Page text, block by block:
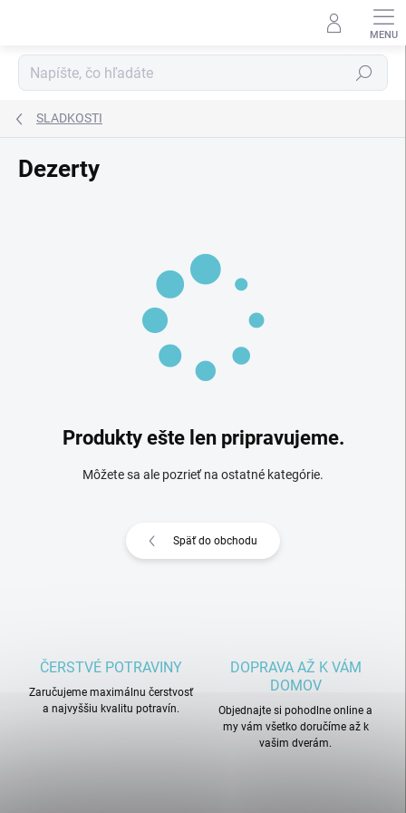
Hľadať
SLADKOSTI
Dezerty
Produkty ešte len pripravujeme.
Môžete sa ale pozrieť na ostatné kategórie.
Späť do obchodu
ČERSTVÉ POTRAVINY
Zaručujeme maximálnu čerstvosť
a najvyššiu kvalitu potravín.
DOPRAVA AŽ K VÁM
DOMOV
Objednajte si pohodlne online a
my vám všetko doručíme až k
vašim dverám.